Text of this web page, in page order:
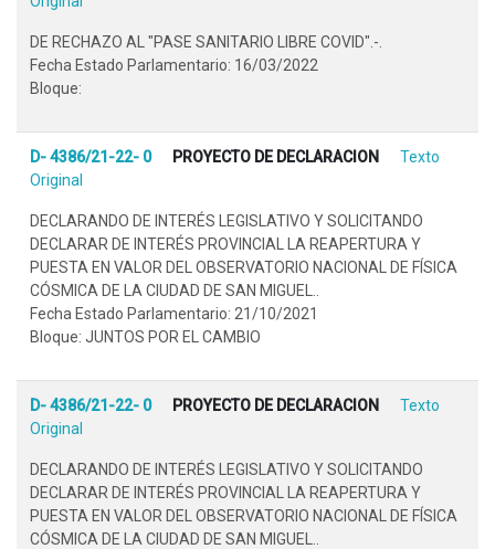
DE RECHAZO AL "PASE SANITARIO LIBRE COVID".-.
Fecha Estado Parlamentario: 16/03/2022
Bloque:
D- 4386/21-22- 0 PROYECTO DE DECLARACION
Texto
Original
DECLARANDO DE INTERÉS LEGISLATIVO Y SOLICITANDO
DECLARAR DE INTERÉS PROVINCIAL LA REAPERTURA Y
PUESTA EN VALOR DEL OBSERVATORIO NACIONAL DE FÍSICA
CÓSMICA DE LA CIUDAD DE SAN MIGUEL..
Fecha Estado Parlamentario: 21/10/2021
Bloque: JUNTOS POR EL CAMBIO
D- 4386/21-22- 0 PROYECTO DE DECLARACION
Texto
Original
DECLARANDO DE INTERÉS LEGISLATIVO Y SOLICITANDO
DECLARAR DE INTERÉS PROVINCIAL LA REAPERTURA Y
PUESTA EN VALOR DEL OBSERVATORIO NACIONAL DE FÍSICA
CÓSMICA DE LA CIUDAD DE SAN MIGUEL..